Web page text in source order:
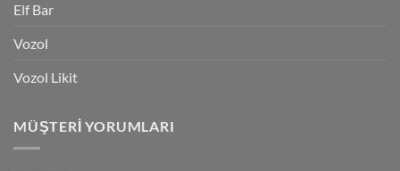
Elf Bar
Vozol
Vozol Likit
MÜŞTERI YORUMLARI